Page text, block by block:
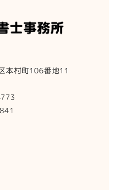
本村町106番地11